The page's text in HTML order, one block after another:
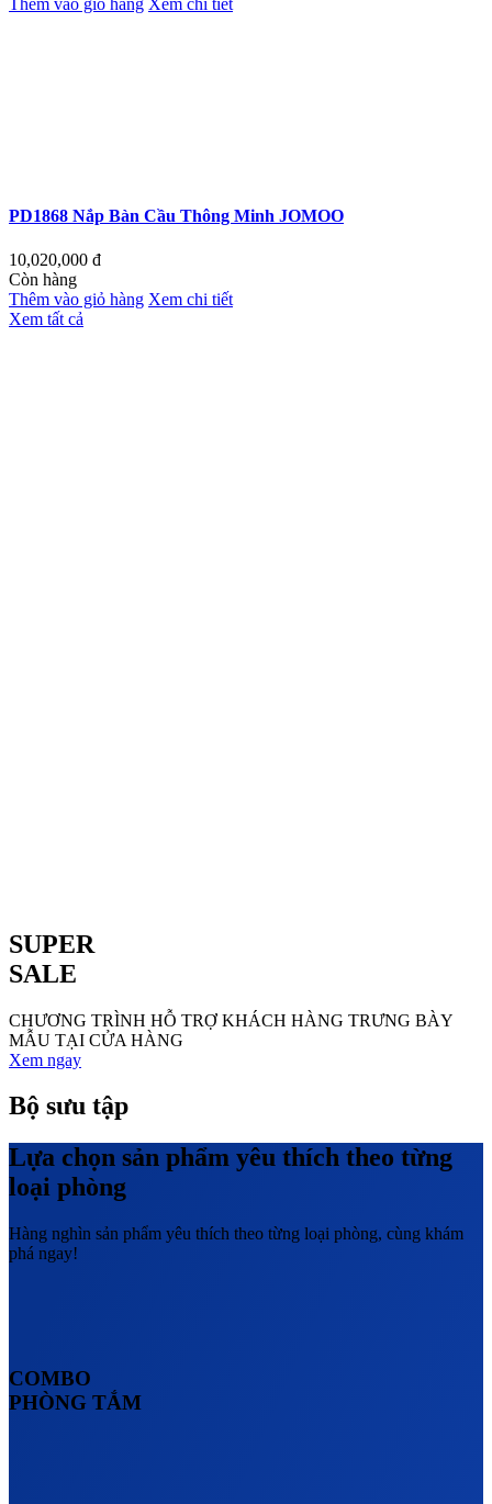
Thêm vào giỏ hàng Xem chi tiết
PD1868 Nắp Bàn Cầu Thông Minh JOMOO
10,020,000 đ
Còn hàng
Thêm vào giỏ hàng Xem chi tiết
Xem tất cả
SUPER
SALE
CHƯƠNG TRÌNH HỖ TRỢ KHÁCH HÀNG TRƯNG BÀY
MẪU TẠI CỬA HÀNG
Xem ngay
Bộ sưu tập
Lựa chọn sản phẩm yêu thích theo từng
loại phòng
Hàng nghìn sản phẩm yêu thích theo từng loại phòng, cùng khám
phá ngay!
COMBO
PHÒNG TẮM